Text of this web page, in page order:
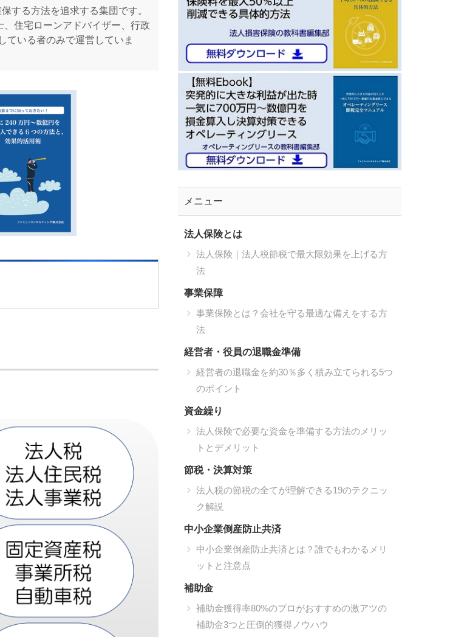
する方法を追求する集団です。
住宅ローンアドバイザー、行政
ている者のみで運営していま
メニュー
法人保険とは
法人保険｜法人税節税で最大限効果を上げる方
法
事業保障
事業保険とは？会社を守る最適な備えをする方
法
経営者・役員の退職金準備
経営者の退職金を約30％多く積み立てられる5つ
のポイント
資金繰り
法人保険で必要な資金を準備する方法のメリッ
トとデメリット
節税・決算対策
法人税の節税の全てが理解できる19のテクニッ
ク解説
中小企業倒産防止共済
中小企業倒産防止共済とは？誰でもわかるメリ
ットと注意点
補助金
補助金獲得率80%のプロがおすすめの激アツの
補助金3つと圧倒的獲得ノウハウ